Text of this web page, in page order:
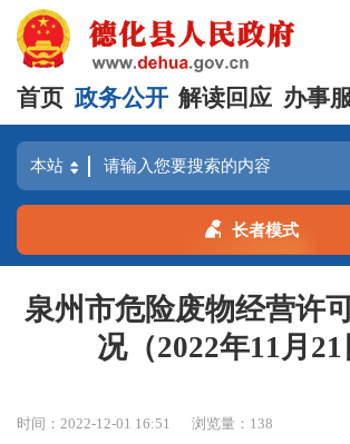
首页 政务公开 解读回应 办事
长者模式
泉州市危险废物经营许
况（2022年11月21
时间：2022-12-01 16:51 浏览量： 138